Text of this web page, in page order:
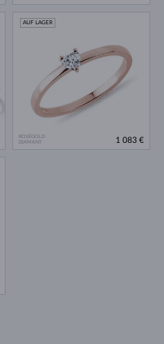
ROSÉGOLD
DIAMANT
AUF LAGER
1 083 €